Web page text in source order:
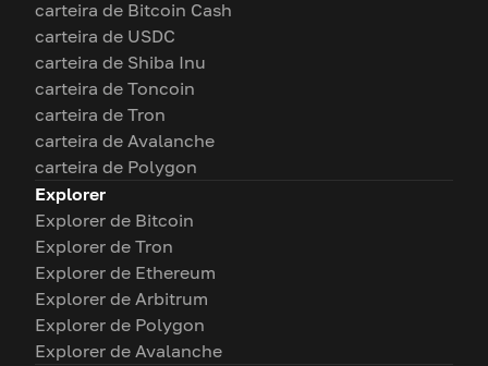
carteira de Bitcoin Cash
carteira de USDC
carteira de Shiba Inu
carteira de Toncoin
carteira de Tron
carteira de Avalanche
carteira de Polygon
Explorer
Explorer de Bitcoin
Explorer de Tron
Explorer de Ethereum
Explorer de Arbitrum
Explorer de Polygon
Explorer de Avalanche